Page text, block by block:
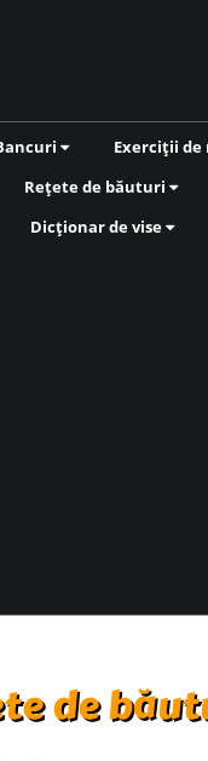
Exerciții
Rețete de băuturi
Dicționar de vise
de